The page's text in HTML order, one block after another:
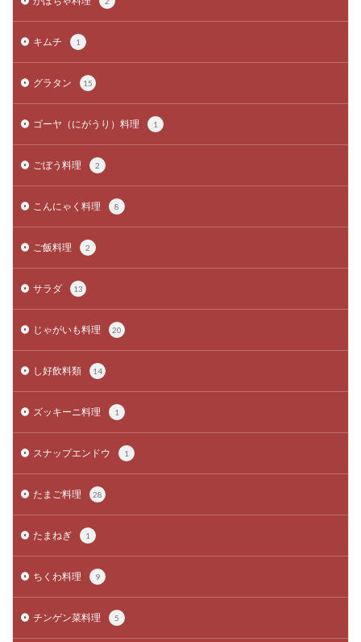
キムチ 1
グラタン 15
ゴーヤ（にがうり）料理 1
ごぼう料理 2
こんにゃく料理 8
ご飯料理 2
サラダ 13
じゃがいも料理 20
し好飲料類 14
ズッキーニ料理 1
スナップエンドウ 1
たまご料理 28
たまねぎ 1
ちくわ料理 9
チンゲン菜料理 5